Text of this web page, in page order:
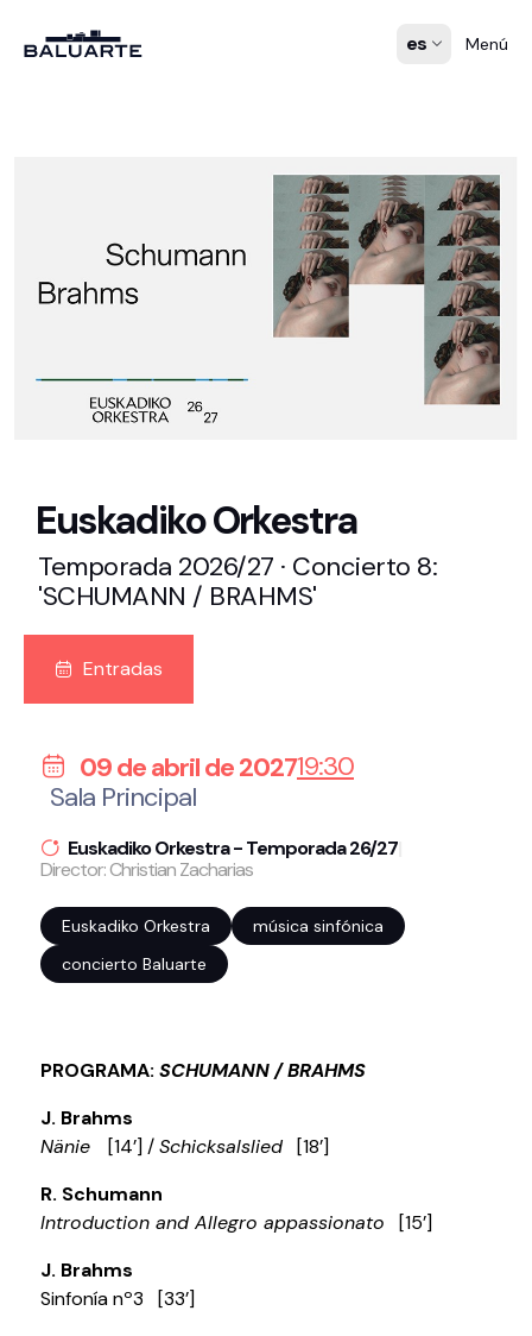
es Menú
Volver al inicio
Agenda
Agenda
Suscríbete a la newsletter
Euskadiko Orkestra
Temporada 2026/27 · Concierto 8:
'SCHUMANN / BRAHMS'
Entradas
09 de abril de 202719:30
Sala Principal
Euskadiko Orkestra - Temporada 26/27
Director: Christian Zacharias
Euskadiko Orkestra
música sinfónica
concierto Baluarte
PROGRAMA: SCHUMANN / BRAHMS
J. Brahms
Nänie [14’] /Schicksalslied [18’]
R. Schumann
Introduction and Allegro appassionato [15’]
J. Brahms
Sinfonía nº3 [33’]